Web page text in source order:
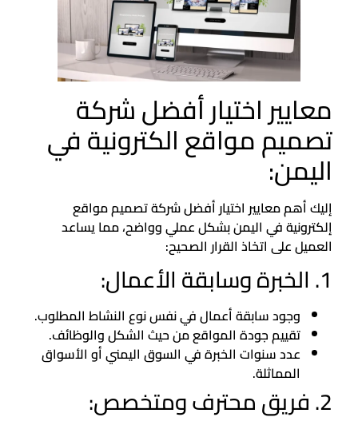
معايير اختيار أفضل شركة
تصميم مواقع الكترونية في
اليمن:
إليك أهم معايير اختيار أفضل شركة تصميم مواقع
إلكترونية في اليمن بشكل عملي وواضح، مما يساعد
العميل على اتخاذ القرار الصحيح:
1. الخبرة وسابقة الأعمال:
وجود سابقة أعمال في نفس نوع النشاط المطلوب.
تقييم جودة المواقع من حيث الشكل والوظائف.
عدد سنوات الخبرة في السوق اليمني أو الأسواق
المماثلة.
2. فريق محترف ومتخصص: